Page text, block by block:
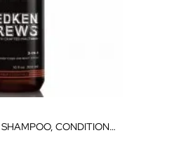
REDKEN BREWS 3-IN-1 SHAMPOO, CONDITIONER & BODY WASH 300ML